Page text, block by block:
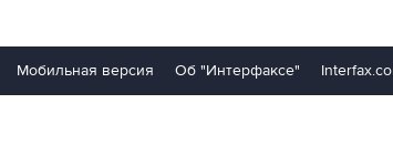
Мобильная версия Об "Интерфаксе"